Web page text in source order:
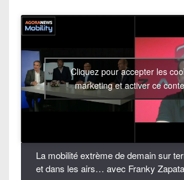
Cliquez pour accepter les
marketing et activer ce
La mobilité extrème de demain sur
et dans les airs… avec Franky